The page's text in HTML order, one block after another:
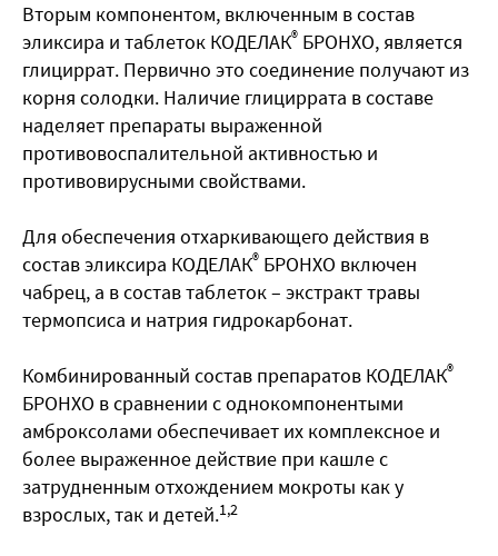
Вторым компонентом, включенным в состав
эликсира и таблеток КОДЕЛАК® БРОНХО, является
глициррат. Первично это соединение получают из
корня солодки. Наличие глициррата в составе
наделяет препараты выраженной
противовоспалительной активностью и
противовирусными свойствами.
Для обеспечения отхаркивающего действия в
состав эликсира КОДЕЛАК® БРОНХО включен
чабрец, а в состав таблеток – экстракт травы
термопсиса и натрия гидрокарбонат.
Комбинированный состав препаратов КОДЕЛАК®
БРОНХО в сравнении с однокомпонентыми
амброксолами обеспечивает их комплексное и
более выраженное действие при кашле с
затрудненным отхождением мокроты как у
взрослых, так и детей.1,2